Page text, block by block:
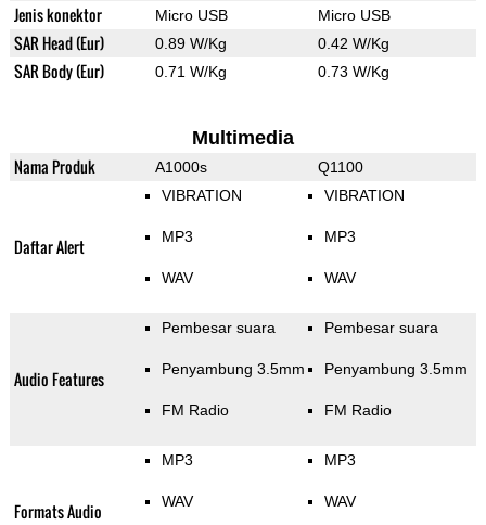
Jenis konektor Micro USB Micro USB
SAR Head (Eur) 0.89 W/Kg 0.42 W/Kg
SAR Body (Eur) 0.71 W/Kg 0.73 W/Kg
Multimedia
Nama Produk A1000s Q1100
Daftar Alert
VIBRATION
MP3
WAV
VIBRATION
MP3
WAV
Audio Features
Pembesar suara
Penyambung 3.5mm
FM Radio
Pembesar suara
Penyambung 3.5mm
FM Radio
Formats Audio
MP3
WAV
MP3
WAV